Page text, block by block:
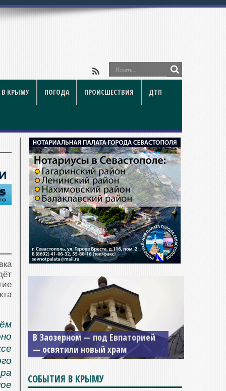
КРЫМУ ПОГОДА ПРОИСШЕСТВИЯ ДТП
Мужской монастырь Косьмы и
Дамиана в Крыму вновь открыт
для посещения
СОБЫТИЯ В КРЫМУ